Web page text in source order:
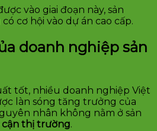
vào giai đoạn này, sản
cơ hội vào dự án cao cấp.
doanh nghiệp sản
tốt, nhiều doanh nghiệp Việt
làn sóng tăng trưởng của
nhân không nằm ở sản
cận thị trường.